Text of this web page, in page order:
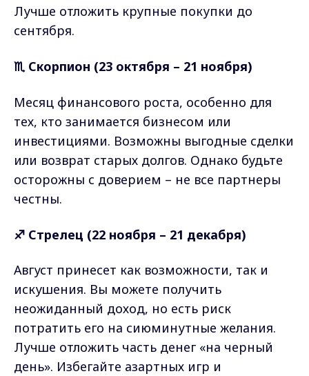
Лучше отложить крупные покупки до
сентября.
♏ Скорпион (23 октября – 21 ноября)
Месяц финансового роста, особенно для
тех, кто занимается бизнесом или
инвестициями. Возможны выгодные сделки
или возврат старых долгов. Однако будьте
осторожны с доверием – не все партнеры
честны.
♐ Стрелец (22 ноября – 21 декабря)
Август принесет как возможности, так и
искушения. Вы можете получить
неожиданный доход, но есть риск
потратить его на сиюминутные желания.
Лучше отложить часть денег «на черный
день». Избегайте азартных игр и